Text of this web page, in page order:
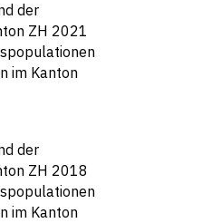
im Kanton
im Kanton